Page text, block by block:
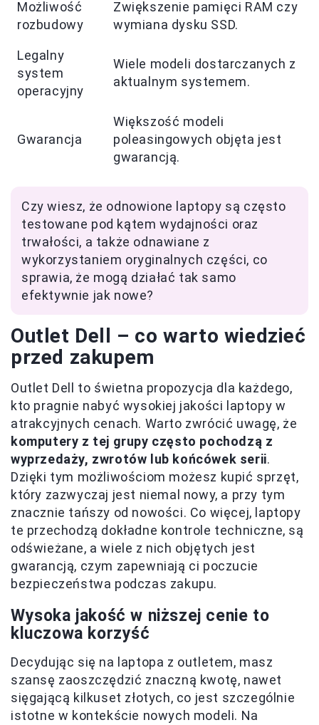
Możliwość
rozbudowy
Zwiększenie pamięci RAM czy
wymiana dysku SSD.
Legalny
system
operacyjny
Wiele modeli dostarczanych z
aktualnym systemem.
Gwarancja
Większość modeli
poleasingowych objęta jest
gwarancją.
Czy wiesz, że odnowione laptopy są często
testowane pod kątem wydajności oraz
trwałości, a także odnawiane z
wykorzystaniem oryginalnych części, co
sprawia, że mogą działać tak samo
efektywnie jak nowe?
Outlet Dell – co warto wiedzieć
przed zakupem
Outlet Dell to świetna propozycja dla każdego,
kto pragnie nabyć wysokiej jakości laptopy w
atrakcyjnych cenach. Warto zwrócić uwagę, że
komputery z tej grupy często pochodzą z
wyprzedaży, zwrotów lub końcówek serii.
Dzięki tym możliwościom możesz kupić sprzęt,
który zazwyczaj jest niemal nowy, a przy tym
znacznie tańszy od nowości. Co więcej, laptopy
te przechodzą dokładne kontrole techniczne, są
odświeżane, a wiele z nich objętych jest
gwarancją, czym zapewniają ci poczucie
bezpieczeństwa podczas zakupu.
Wysoka jakość w niższej cenie to
kluczowa korzyść
Decydując się na laptopa z outletem, masz
szansę zaoszczędzić znaczną kwotę, nawet
sięgającą kilkuset złotych, co jest szczególnie
istotne w kontekście nowych modeli. Na